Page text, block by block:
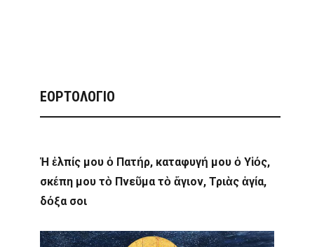
ΕΟΡΤΟΛΟΓΙΟ
Ἡ ἐλπίς μου ὁ Πατήρ, καταφυγή μου ὁ Υἱός,
σκέπη μου τὸ Πνεῦμα τὸ ἅγιον, Τριὰς ἁγία,
δόξα σοι